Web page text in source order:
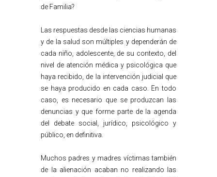
de Familia?
Las respuestas desde las ciencias humanas
y de la salud son múltiples y dependerán de
cada niño, adolescente, de su contexto, del
nivel de atención médica y psicológica que
haya recibido, de la intervención judicial que
se haya producido en cada caso. En todo
caso, es necesario que se produzcan las
denuncias y que forme parte de la agenda
del debate social, jurídico, psicológico y
público, en definitiva.
Muchos padres y madres víctimas también
de la alienación acaban no realizando las